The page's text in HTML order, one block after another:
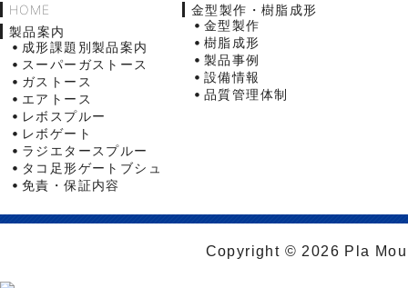
HOME
製品案内
成形課題別製品案内
スーパーガストース
ガストース
エアトース
レボスプルー
レボゲート
ラジエタースプルー
タコ足形ゲートブシュ
免責・保証内容
金型製作・樹脂成形
金型製作
樹脂成形
製品事例
設備情報
品質管理体制
Copyright © 2026 Pla